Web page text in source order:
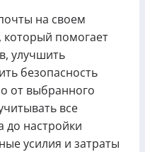
на своем
помогает
улучшить
безопасность
от выбранного
все
до настройки
усилия и затраты